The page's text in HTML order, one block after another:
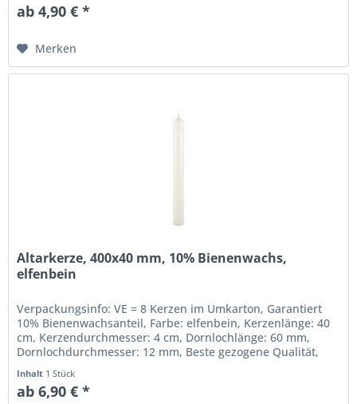
ab 4,90 € *
Merken
Altarkerze, 400x40 mm, 10% Bienenwachs,
elfenbein
Verpackungsinfo: VE = 8 Kerzen im Umkarton, Garantiert
10% Bienenwachsanteil, Farbe: elfenbein, Kerzenlänge: 40
cm, Kerzendurchmesser: 4 cm, Dornlochlänge: 60 mm,
Dornlochdurchmesser: 12 mm, Beste gezogene Qualität,
Inhalt 1 Stück
ab 6,90 € *